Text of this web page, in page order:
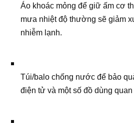
Áo khoác mỏng để giữ ấm cơ
mưa nhiệt độ thường sẽ giảm
nhiễm lạnh.
Túi/balo chống nước để bảo
điện tử và một số đồ dùng quan